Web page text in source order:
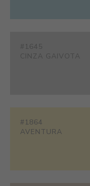
#1864
AVENTURA